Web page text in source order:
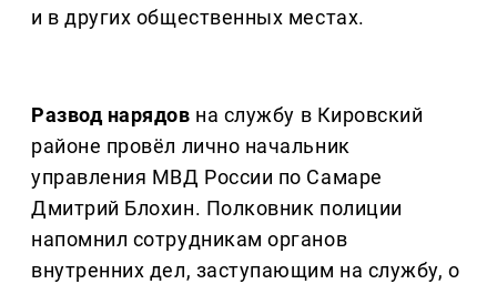
и в других общественных местах.
Развод нарядов на службу в Кировский
районе провёл лично начальник
управления МВД России по Самаре
Дмитрий Блохин. Полковник полиции
напомнил сотрудникам органов
внутренних дел, заступающим на службу, о